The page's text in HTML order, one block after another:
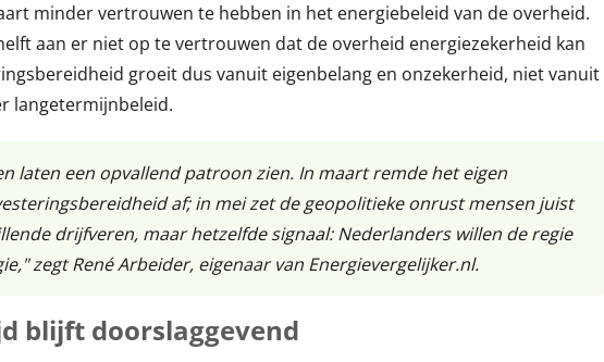
minder vertrouwen te hebben in het energiebeleid van de overheid.
aan er niet op te vertrouwen dat de overheid energiezekerheid kan
groeit dus vanuit eigenbelang en onzekerheid, niet vanuit
langetermijnbeleid.
laten een opvallend patroon zien. In maart remde het eigen
af; in mei zet de geopolitieke onrust mensen juist
drijfveren, maar hetzelfde signaal: Nederlanders willen de regie
zegt René Arbeider, eigenaar van Energievergelijker.nl.
blijft doorslaggevend